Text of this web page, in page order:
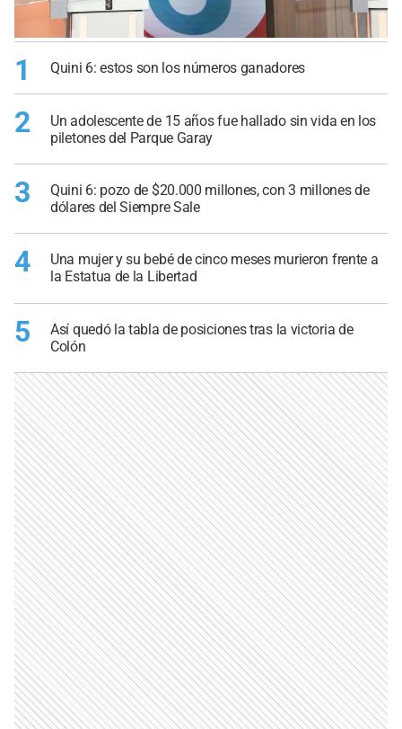
1 Quini 6: estos son los números ganadores
2
Un adolescente de 15 años fue hallado sin vida en los
piletones del Parque Garay
3
Quini 6: pozo de $20.000 millones, con 3 millones de
dólares del Siempre Sale
4
Una mujer y su bebé de cinco meses murieron frente a
la Estatua de la Libertad
5
Así quedó la tabla de posiciones tras la victoria de
Colón